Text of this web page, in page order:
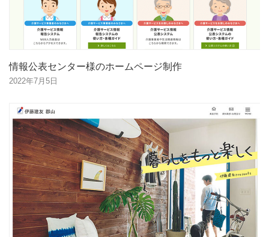
情報公表センター様のホームページ制作
2022年7月5日